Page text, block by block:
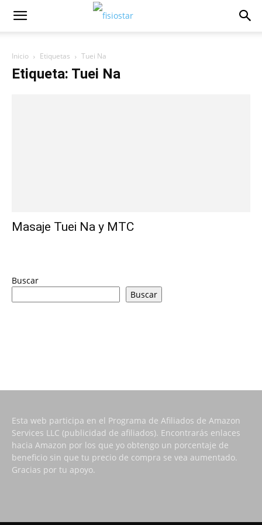
Inicio Etiquetas Tuei Na
Etiqueta: Tuei Na
Masaje Tuei Na y MTC
Buscar
Buscar
Esta web participa en el Programa de Afiliados de Amazon
Services LLC (publicidad de afiliados). Encontrarás enlaces
hacia Amazon por los que yo obtengo un porcentaje de
beneficio sin que tu precio de compra se vea aumentado.
Gracias por tu apoyo.